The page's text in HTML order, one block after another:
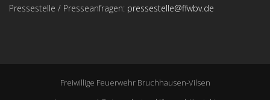
Pressestelle / Presseanfragen: pressestelle@ffwbv.de
Freiwillige Feuerwehr Bruchhausen-Vilsen